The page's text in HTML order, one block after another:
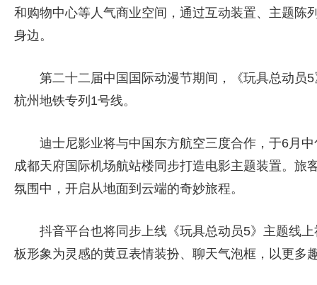
和购物中心等人气商业空间，通过互动装置、主题陈
身边。
第二十二届中国国际动漫节期间，《玩具总动员
杭州地铁专列1号线。
迪士尼影业将与中国东方航空三度合作，于6月
成都天府国际机场航站楼同步打造电影主题装置。旅
氛围中，开启从地面到云端的奇妙旅程。
抖音平台也将同步上线《玩具总动员5》主题线
板形象为灵感的黄豆表情装扮、聊天气泡框，以更多